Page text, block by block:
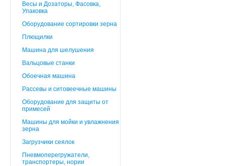
Весы и Дозаторы, Фасовка,
Упаковка
Оборудование сортировки зерна
Плющилки
Машина для шелушения
Вальцовые станки
Обоечная машина
Рассевы и ситовеечные машины
Оборудование для защиты от
примесей
Машины для мойки и увлажнения
зерна
Загрузчики сеялок
Пневмоперегружатели,
транспортеры, нории